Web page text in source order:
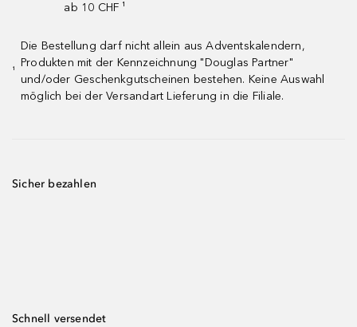
ab 10 CHF ¹
¹
Die Bestellung darf nicht allein aus Adventskalendern,
Produkten mit der Kennzeichnung "Douglas Partner"
und/oder Geschenkgutscheinen bestehen. Keine Auswahl
möglich bei der Versandart Lieferung in die Filiale.
Sicher bezahlen
Schnell versendet